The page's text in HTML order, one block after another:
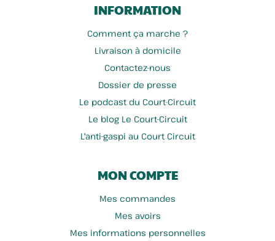
INFORMATION
Comment ça marche ?
Livraison à domicile
Contactez-nous
Dossier de presse
Le podcast du Court-Circuit
Le blog Le Court-Circuit
L'anti-gaspi au Court Circuit
MON COMPTE
Mes commandes
Mes avoirs
Mes informations personnelles